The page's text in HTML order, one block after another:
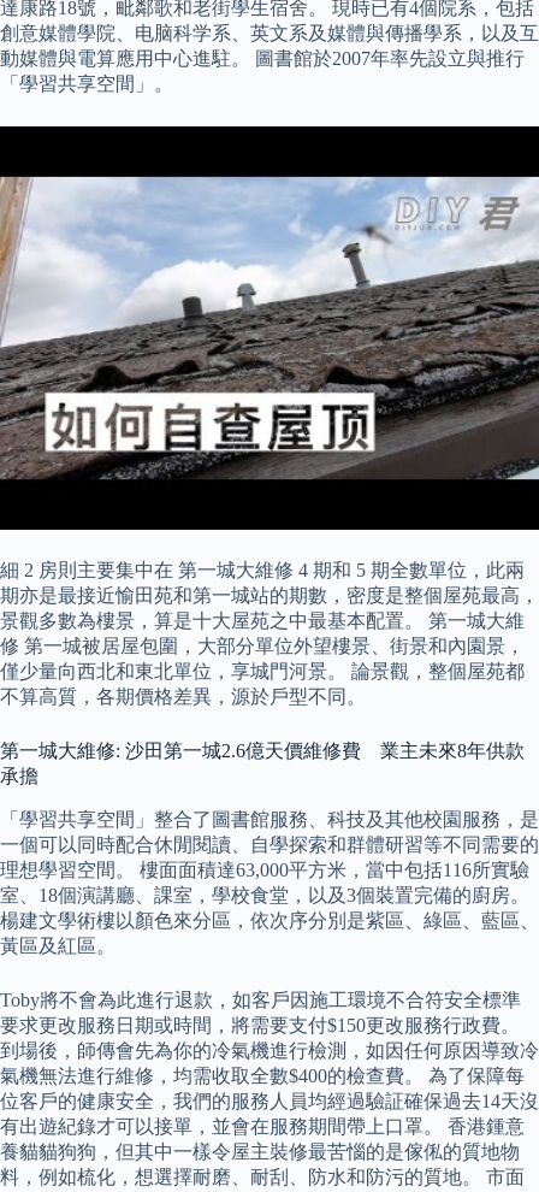
達康路18號，毗鄰歌和老街學生宿舍。 現時已有4個院系，包括
創意媒體學院、电脑科学系、英文系及媒體與傳播學系，以及互
動媒體與電算應用中心進駐。 圖書館於2007年率先設立與推行
「學習共享空間」。
細 2 房則主要集中在 第一城大維修 4 期和 5 期全數單位，此兩
期亦是最接近愉田苑和第一城站的期數，密度是整個屋苑最高，
景觀多數為樓景，算是十大屋苑之中最基本配置。 第一城大維
修 第一城被居屋包圍，大部分單位外望樓景、街景和內園景，
僅少量向西北和東北單位，享城門河景。 論景觀，整個屋苑都
不算高質，各期價格差異，源於戶型不同。
第一城大維修: 沙田第一城2.6億天價維修費 業主未來8年供款
承擔
「學習共享空間」整合了圖書館服務、科技及其他校園服務，是
一個可以同時配合休閒閱讀、自學探索和群體研習等不同需要的
理想學習空間。 樓面面積達63,000平方米，當中包括116所實驗
室、18個演講廳、課室，學校食堂，以及3個裝置完備的廚房。
楊建文學術樓以顏色來分區，依次序分別是紫區、綠區、藍區、
黃區及紅區。
Toby將不會為此進行退款，如客戶因施工環境不合符安全標準
要求更改服務日期或時間，將需要支付$150更改服務行政費。
到場後，師傳會先為你的冷氣機進行檢測，如因任何原因導致冷
氣機無法進行維修，均需收取全數$400的檢查費。 為了保障每
位客戶的健康安全，我們的服務人員均經過驗証確保過去14天沒
有出遊紀錄才可以接單，並會在服務期間帶上口罩。 香港鍾意
養貓貓狗狗，但其中一樣令屋主裝修最苦惱的是傢俬的質地物
料，例如梳化，想選擇耐磨、耐刮、防水和防污的質地。 市面